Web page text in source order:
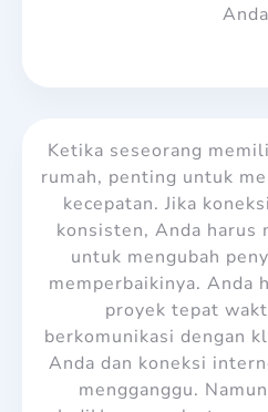
Ketika seseorang
rumah, penting untuk
kecepatan. Jika
konsisten, Anda harus
untuk mengubah
memperbaikinya. Anda
proyek tepat
berkomunikasi dengan
Anda dan koneksi
mengganggu.